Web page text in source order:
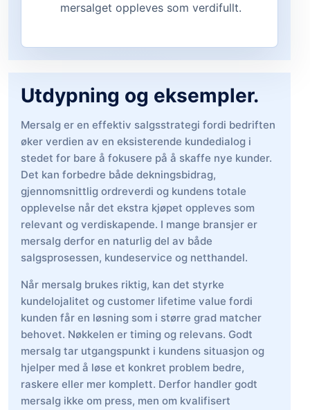
mersalget oppleves som verdifullt.
Utdypning og eksempler.
Mersalg er en effektiv salgsstrategi fordi bedriften
øker verdien av en eksisterende kundedialog i
stedet for bare å fokusere på å skaffe nye kunder.
Det kan forbedre både dekningsbidrag,
gjennomsnittlig ordreverdi og kundens totale
opplevelse når det ekstra kjøpet oppleves som
relevant og verdiskapende. I mange bransjer er
mersalg derfor en naturlig del av både
salgsprosessen, kundeservice og netthandel.
Når mersalg brukes riktig, kan det styrke
kundelojalitet og customer lifetime value fordi
kunden får en løsning som i større grad matcher
behovet. Nøkkelen er timing og relevans. Godt
mersalg tar utgangspunkt i kundens situasjon og
hjelper med å løse et konkret problem bedre,
raskere eller mer komplett. Derfor handler godt
mersalg ikke om press, men om kvalifisert